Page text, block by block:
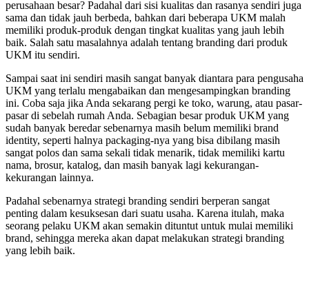
perusahaan besar? Padahal dari sisi kualitas dan rasanya sendiri juga
sama dan tidak jauh berbeda, bahkan dari beberapa UKM malah
memiliki produk-produk dengan tingkat kualitas yang jauh lebih
baik. Salah satu masalahnya adalah tentang branding dari produk
UKM itu sendiri.
Sampai saat ini sendiri masih sangat banyak diantara para pengusaha
UKM yang terlalu mengabaikan dan mengesampingkan branding
ini. Coba saja jika Anda sekarang pergi ke toko, warung, atau pasar-
pasar di sebelah rumah Anda. Sebagian besar produk UKM yang
sudah banyak beredar sebenarnya masih belum memiliki brand
identity, seperti halnya packaging-nya yang bisa dibilang masih
sangat polos dan sama sekali tidak menarik, tidak memiliki kartu
nama, brosur, katalog, dan masih banyak lagi kekurangan-
kekurangan lainnya.
Padahal sebenarnya strategi branding sendiri berperan sangat
penting dalam kesuksesan dari suatu usaha. Karena itulah, maka
seorang pelaku UKM akan semakin dituntut untuk mulai memiliki
brand, sehingga mereka akan dapat melakukan strategi branding
yang lebih baik.